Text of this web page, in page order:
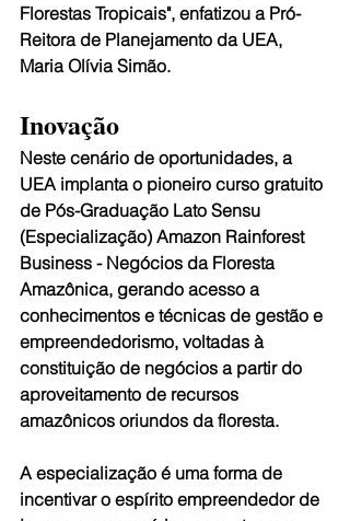
Florestas Tropicais", enfatizou a Pró-
Reitora de Planejamento da UEA,
Maria Olívia Simão.
Inovação
Neste cenário de oportunidades, a
UEA implanta o pioneiro curso gratuito
de Pós-Graduação Lato Sensu
(Especialização) Amazon Rainforest
Business - Negócios da Floresta
Amazônica, gerando acesso a
conhecimentos e técnicas de gestão e
empreendedorismo, voltadas à
constituição de negócios a partir do
aproveitamento de recursos
amazônicos oriundos da floresta.
A especialização é uma forma de
incentivar o espírito empreendedor de